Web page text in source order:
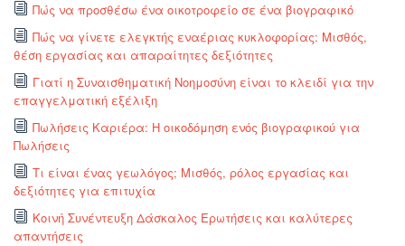
Πώς να προσθέσω ένα οικοτροφείο σε ένα βιογραφικό
Πώς να γίνετε ελεγκτής εναέριας κυκλοφορίας: Μισθός,
θέση εργασίας και απαραίτητες δεξιότητες
Γιατί η Συναισθηματική Νοημοσύνη είναι το κλειδί για την
επαγγελματική εξέλιξη
Πωλήσεις Καριέρα: Η οικοδόμηση ενός βιογραφικού για
Πωλήσεις
Τι είναι ένας γεωλόγος; Μισθός, ρόλος εργασίας και
δεξιότητες για επιτυχία
Κοινή Συνέντευξη Δάσκαλος Ερωτήσεις και καλύτερες
απαντήσεις